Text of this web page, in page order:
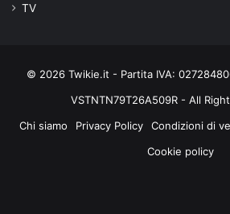
TV
© 2026 Twikie.it - Partita IVA:
VSTNTN79T26A509R - All
Chi siamo
Privacy Policy Condizioni di
Cookie policy